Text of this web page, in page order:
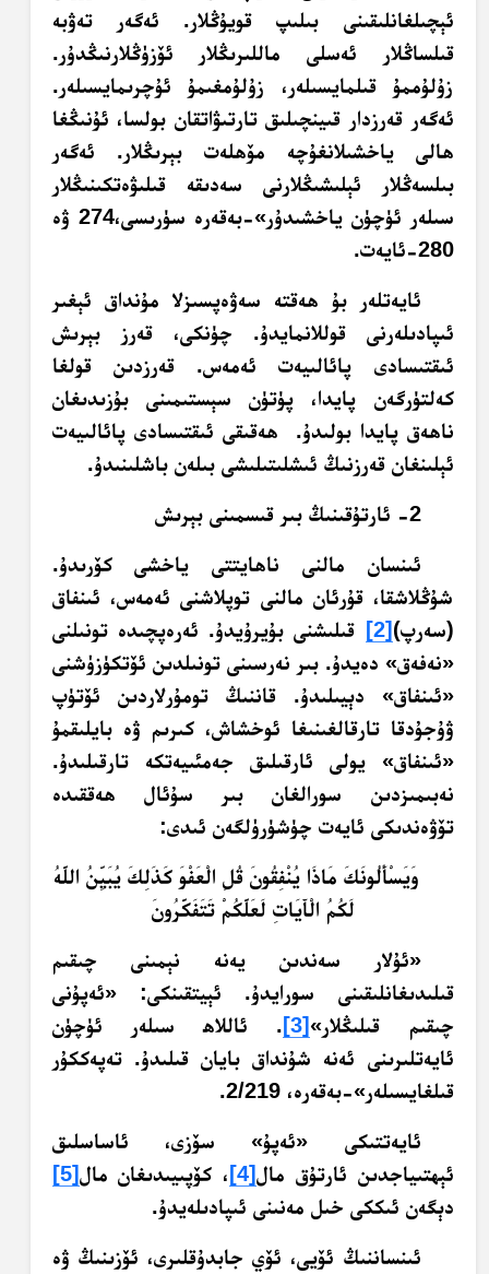
ئېچىلغانلىقىنى بىلىپ قويۇڭلار. ئەگەر تەۋبە
قىلساڭلار ئەسلى ماللىرىڭلار ئۆزۈڭلارنىڭدۇر.
زۇلۇممۇ قىلمايسىلەر، زۇلۇمغىمۇ ئۇچرىمايسىلەر.
ئەگەر قەرزدار قىينچىلىق تارتىۋاتقان بولسا، ئۇنىڭغا
ھالى ياخشىلانغۇچە مۆھلەت بېرىڭلار. ئەگەر
بىلسەڭلار ئېلىشىڭلارنى سەدىقە قىلىۋەتكىنىڭلار
سىلەر ئۈچۈن ياخشىدۇر»-بەقەرە سۈرىسى،274 ۋە
280-ئايەت.
ئايەتلەر بۇ ھەقتە سەۋەپسىزلا مۇنداق ئېغىر
ئىپادىلەرنى قوللانمايدۇ. چۈنكى، قەرز بېرىش
ئىقتىسادى پائالىيەت ئەمەس. قەرزدىن قولغا
كەلتۈرگەن پايدا، پۈتۈن سېستىمىنى بۇزىدىغان
ناھەق پايدا بولىدۇ. ھەقىقى ئىقتىسادى پائالىيەت
ئېلىنغان قەرزنىڭ ئىشلىتىلىشى بىلەن باشلىنىدۇ.
2- ئارتۇقىنىڭ بىر قىسمىنى بېرىش
ئىنسان مالنى ناھايتتى ياخشى كۆرىدۇ.
شۇڭلاشقا، قۇرئان مالنى توپلاشنى ئەمەس، ئىنفاق
(سەرپ) [2]
قىلىشنى بۇيرۇيدۇ. ئەرەپچىدە تونىلنى
«نەفەق» دەيدۇ. بىر نەرسىنى تونىلدىن ئۆتكۈزۈشنى
«ئىنفاق» دېيىلىدۇ. قاننىڭ تومۇرلاردىن ئۆتۈپ
ۋۇجۇدقا تارقالغىنىغا ئوخشاش، كىرىم ۋە بايلىقمۇ
«ئىنفاق» يولى ئارقىلىق جەمئىيەتكە تارقىلىدۇ.
نەبىمىزدىن سورالغان بىر سۇئال ھەققىدە
تۆۋەندىكى ئايەت چۈشۈرۈلگەن ئىدى:
وَيَسْأَلُونَكَ مَاذَا يُنْفِقُونَ قُلِ الْعَفْوَ كَذَلِكَ يُبَيِّنُ اللَّهُ
لَكُمُ الْآَيَاتِ لَعَلَّكُمْ تَتَفَكَّرُونَ
«ئۇلار سەندىن يەنە نېمىنى چىقىم
قىلىدىغانلىقىنى سورايدۇ. ئېيتقىنكى: «ئەپۇنى
چىقىم قىلىڭلار» [3]
. ئاللاھ سىلەر ئۈچۈن
ئايەتلىرىنى ئەنە شۇنداق بايان قىلىدۇ. تەپەككۇر
قىلغايسىلەر»-بەقەرە، 2/219.
ئايەتتىكى «ئەپۇ» سۆزى، ئاساسلىق
ئېھتىياجدىن ئارتۇق مال[4] ، كۆپىيىدىغان مال[5]
دېگەن ئىككى خىل مەنىنى ئىپادىلەيدۇ.
ئىنساننىڭ ئۆيى، ئۆي جابدۇقلىرى، ئۆزىنىڭ ۋە